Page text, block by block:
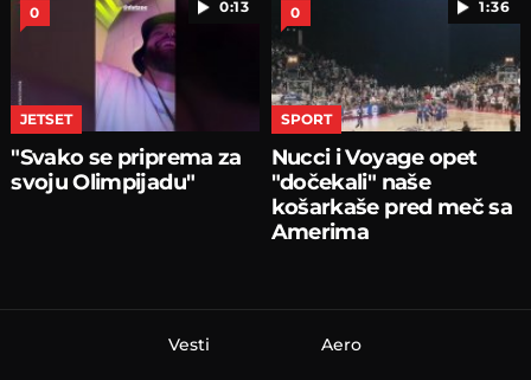
0:13
0
JETSET
"Svako se priprema za
svoju Olimpijadu"
1:36
0
SPORT
Nucci i Voyage opet
"dočekali" naše
košarkaše pred meč sa
Amerima
Vesti Aero